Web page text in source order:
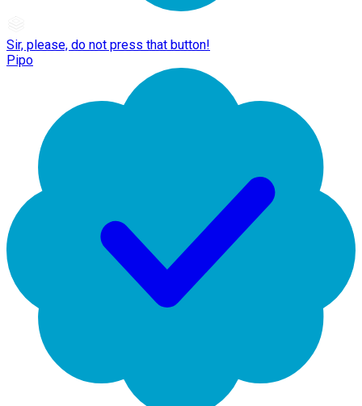
Sir, please, do not press that button!
Pipo